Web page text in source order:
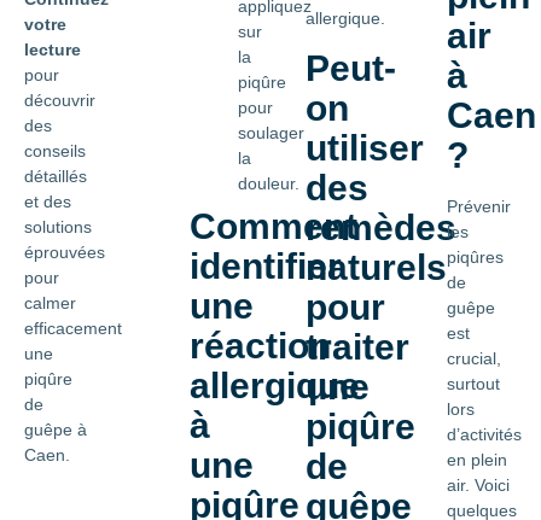
votre
lecture
pour
découvrir
des
conseils
détaillés
et des
solutions
éprouvées
pour
calmer
efficacement
une
piqûre
de
guêpe à
Caen.
appliquez
sur
la
piqûre
pour
soulager
la
douleur.
Comment
identifier
une
réaction
allergique
à
une
piqûre
allergique.
Peut-
on
utiliser
des
remèdes
naturels
pour
traiter
une
piqûre
de
guêpe
air
à
Caen
?
Prévenir
les
piqûres
de
guêpe
est
crucial,
surtout
lors
d’activités
en plein
air. Voici
quelques